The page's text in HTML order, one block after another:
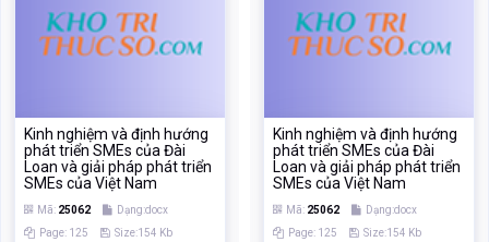
Kinh nghiệm và định hướng
phát triển SMEs của Đài
Loan và giải pháp phát triển
SMEs của Việt Nam
Mã: 25062
Dạng:docx
Page: 125
Size:154 Kb
Kinh nghiệm và định hướng
phát triển SMEs của Đài
Loan và giải pháp phát triển
SMEs của Việt Nam
Mã: 25062
Dạng:docx
Page: 125
Size:154 Kb